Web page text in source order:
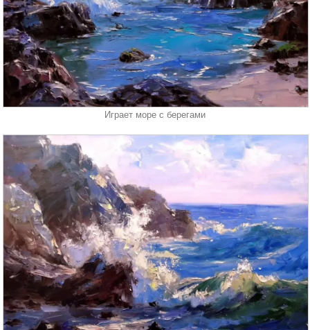
Играет море с берегами